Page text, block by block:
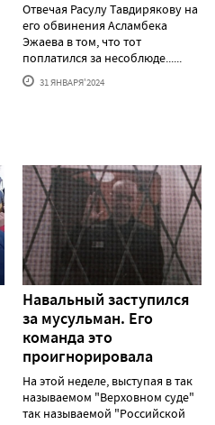
Отвечая Расулу Тавдирякову на
его обвинения Асламбека
Эжаева в том, что тот
поплатился за несоблюде......
31 ЯНВАРЯ'2024
Навальный заступился
за мусульман. Его
команда это
проигнорировала
На этой неделе, выступая в так
называемом "Верховном суде"
так называемой "Российской